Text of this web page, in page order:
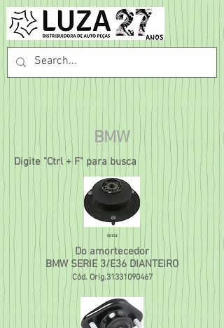
BMW
Digite "Ctrl + F" para busca
50152
Do amortecedor
BMW SERIE 3/E36 DIANTEIRO
Cód. Orig.31331090467